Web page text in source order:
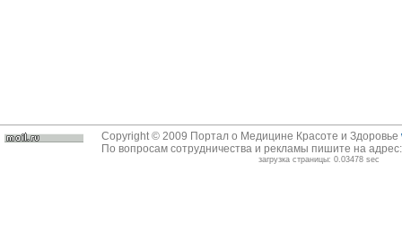
Copyright © 2009 Портал о Медицине Красоте и Здоровье
По вопросам сотрудничества и рекламы пишите на
загрузка страницы: 0.03478 sec